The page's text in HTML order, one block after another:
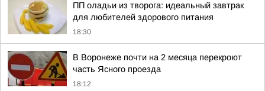
ПП оладьи из творога: идеальный завтрак
для любителей здорового питания
18:30
В Воронеже почти на 2 месяца перекроют
часть Ясного проезда
18:12